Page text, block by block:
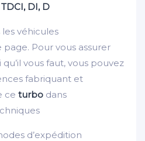
DI, D
véhicules
Pour vous assurer
qu’il vous faut, vous pouvez
fabriquant et
ce turbo dans
d’expédition